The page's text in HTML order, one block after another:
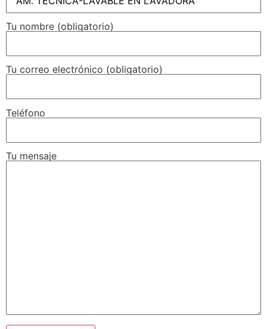
Tu nombre (obligatorio)
Tu correo electrónico (obligatorio)
Teléfono
Tu mensaje